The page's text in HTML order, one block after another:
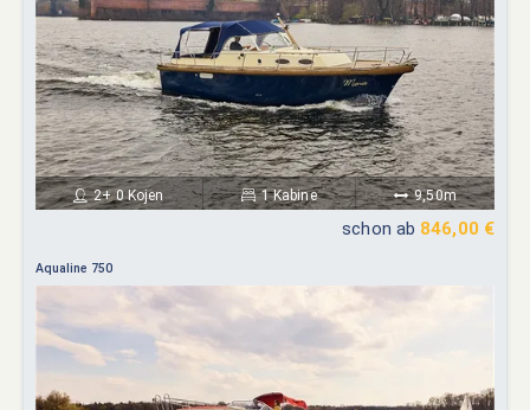
2+ 0 Kojen 1 Kabine 9,50m
schon ab 846,00 €
Aqualine 750